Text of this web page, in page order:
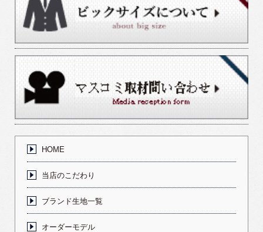
HOME
当店のこだわり
ブランド生地一覧
オーダーモデル